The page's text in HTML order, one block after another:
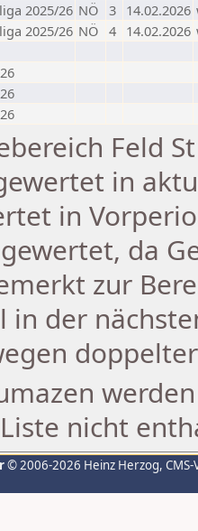
2025/26 NÖ 3 14.02.2026
2025/26 NÖ 4 14.02.2026
Feld
in
in
da
zur
in der
nicht
© 2006-2026 Heinz Herzog,